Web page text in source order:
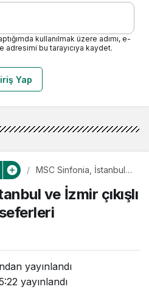
kullanılmak üzere adımı, e-
bu tarayıcıya kaydet.
Yap
MSC Sinfonia, İstanbul
Adriyatik seferleri
düzenleyecek
ve İzmir çıkışlı
yayınlandı
yayınlandı